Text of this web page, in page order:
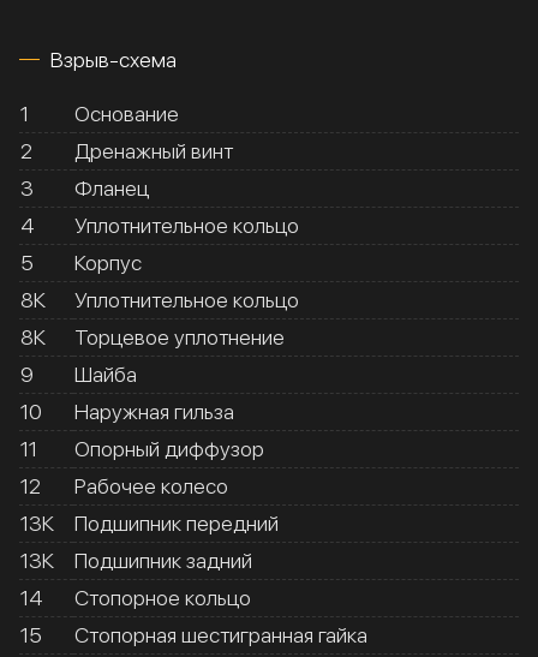
Взрыв-схема
1
Основание
2
Дренажный винт
3
Фланец
4
Уплотнительное кольцо
5
Корпус
8К
Уплотнительное кольцо
8К
Торцевое уплотнение
9
Шайба
10
Наружная гильза
11
Опорный диффузор
12
Рабочее колесо
13К
Подшипник передний
13К
Подшипник задний
14
Стопорное кольцо
15
Стопорная шестигранная гайка